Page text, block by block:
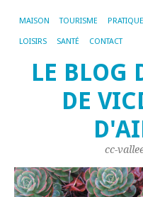
MAISON TOURISME PRATIQUE
LOISIRS SANTÉ CONTACT
LE BLOG
DE
cc-